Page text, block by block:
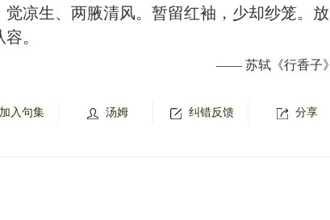
凉生、两腋清风。暂留红袖，少却纱笼。放
。
—— 苏轼 《行香子》
加入句集 汤姆 纠错反馈 分享